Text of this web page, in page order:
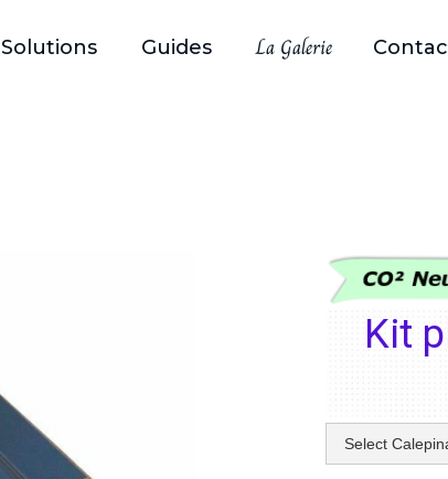
Solutions Guides La Galerie
Kit